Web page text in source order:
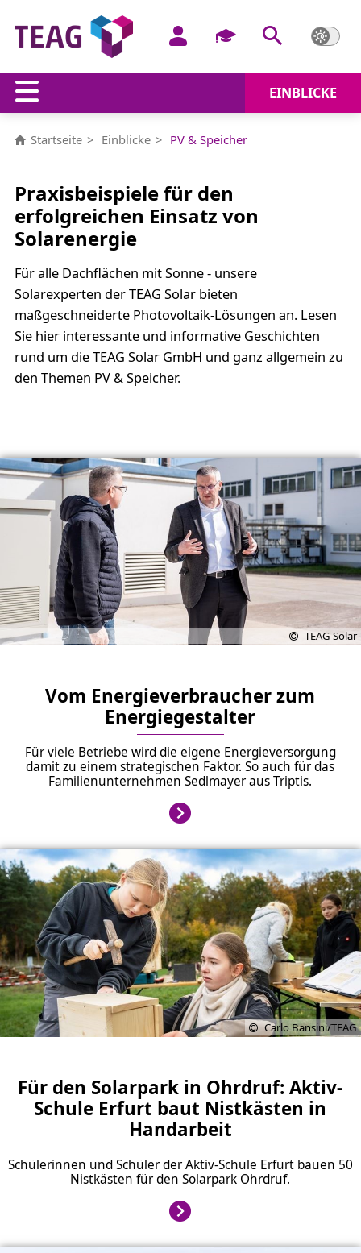
EINBLICKE
PV & Speicher
Startseite Einblicke PV & Speicher
Praxisbeispiele für den
erfolgreichen Einsatz von
Solarenergie
Für alle Dachflächen mit Sonne - unsere
Solarexperten der TEAG Solar bieten
maßgeschneiderte Photovoltaik-Lösungen an. Lesen
Sie hier interessante und informative Geschichten
rund um die TEAG Solar GmbH und ganz allgemein zu
den Themen PV & Speicher.
TEAG Solar
Vom Energieverbraucher zum
Energiegestalter
Für viele Betriebe wird die eigene Energieversorgung
damit zu einem strategischen Faktor. So auch für das
Familienunternehmen Sedlmayer aus Triptis.
Carlo Bansini/TEAG
Für den Solarpark in Ohrdruf: Aktiv-
Schule Erfurt baut Nistkästen in
Handarbeit
Schülerinnen und Schüler der Aktiv-Schule Erfurt bauen 50
Nistkästen für den Solarpark Ohrdruf.